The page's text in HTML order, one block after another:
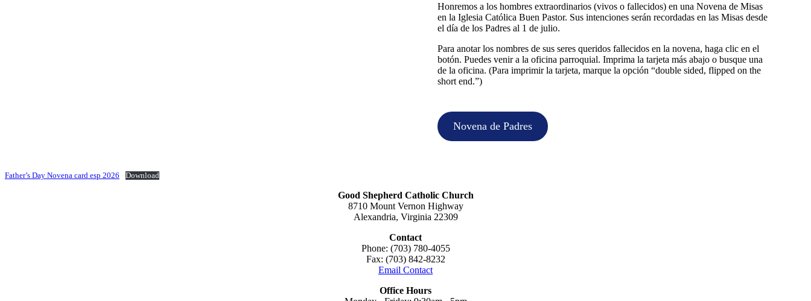
Honremos a los hombres extraordinarios (vivos o fallecidos) en una Novena de Misas
en la Iglesia Católica Buen Pastor. Sus intenciones serán recordadas en las Misas desde
el día de los Padres al 1 de julio.
Para anotar los nombres de sus seres queridos fallecidos en la novena, haga clic en el
botón. Puedes venir a la oficina parroquial. Imprima la tarjeta más abajo o busque una
de la oficina. (Para imprimir la tarjeta, marque la opción “double sided, flipped on the
short end.”)
Novena de Padres
Father’s Day Novena card esp 2026 Download
Good Shepherd Catholic Church
8710 Mount Vernon Highway
Alexandria, Virginia 22309
Contact
Phone: (703) 780-4055
Fax: (703) 842-8232
Email Contact
Office Hours